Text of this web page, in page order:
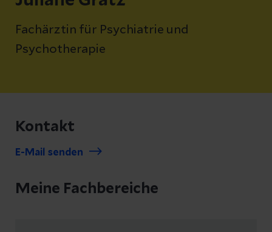
Fachärztin für Psychiatrie und
Psychotherapie
Kontakt
E-Mail senden
Meine Fachbereiche